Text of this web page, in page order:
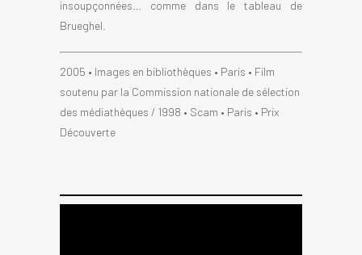
insoupçonnées… comme dans le tableau de
Brueghel.
2005 • Images en bibliothèques • Paris • Film
soutenu par la Commission nationale de sélection
des médiathèques / 1998 • Scam • Paris • Prix
Découverte